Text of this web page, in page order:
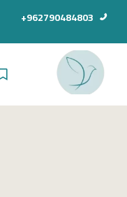
962790484803+
الدكتور أحمد سامي دبور